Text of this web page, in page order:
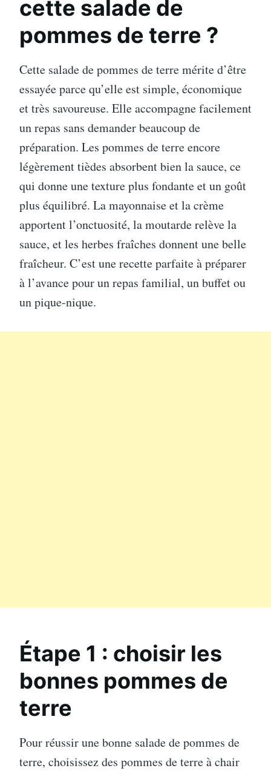
cette salade de
pommes de terre ?
Cette salade de pommes de terre mérite d’être
essayée parce qu’elle est simple, économique
et très savoureuse. Elle accompagne facilement
un repas sans demander beaucoup de
préparation. Les pommes de terre encore
légèrement tièdes absorbent bien la sauce, ce
qui donne une texture plus fondante et un goût
plus équilibré. La mayonnaise et la crème
apportent l’onctuosité, la moutarde relève la
sauce, et les herbes fraîches donnent une belle
fraîcheur. C’est une recette parfaite à préparer
à l’avance pour un repas familial, un buffet ou
un pique-nique.
Étape 1 : choisir les
bonnes pommes de
terre
Pour réussir une bonne salade de pommes de
terre, choisissez des pommes de terre à chair